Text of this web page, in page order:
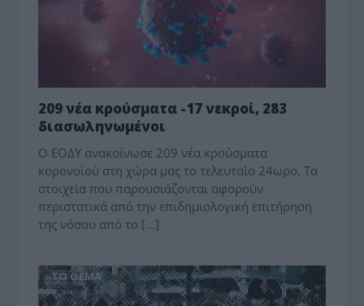
209 νέα κρούσματα -17 νεκροί, 283
διασωληνωμένοι
Ο ΕΟΔΥ ανακοίνωσε 209 νέα κρούσματα
κορονοϊού στη χώρα μας το τελευταίο 24ωρο. Τα
στοιχεία που παρουσιάζονται αφορούν
περιστατικά από την επιδημιολογική επιτήρηση
της νόσου από το […]
ΤΟ ΘΕΜΑ